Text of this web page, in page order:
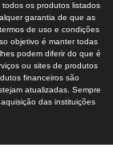
os produtos listados
garantia de que as
de uso e condições
objetivo é manter todas
podem diferir do que é
ou sites de produtos
financeiros são
atualizadas. Sempre
das instituições